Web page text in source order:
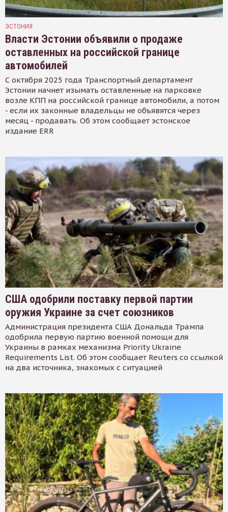
ЭСТОНИЯ
Власти Эстонии объявили о продаже
оставленных на российской границе
автомобилей
С октября 2025 года Транспортный департамент
Эстонии начнет изымать оставленные на парковке
возле КПП на российской границе автомобили, а потом
- если их законные владельцы не объявятся через
месяц - продавать. Об этом сообщает эстонское
издание ERR
США одобрили поставку первой партии
оружия Украине за счет союзников
Администрация президента США Дональда Трампа
одобрила первую партию военной помощи для
Украины в рамках механизма Priority Ukraine
Requirements List. Об этом сообщает Reuters со ссылкой
на два источника, знакомых с ситуацией